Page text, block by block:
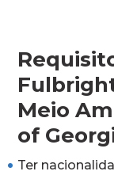
Meio
of
Ter